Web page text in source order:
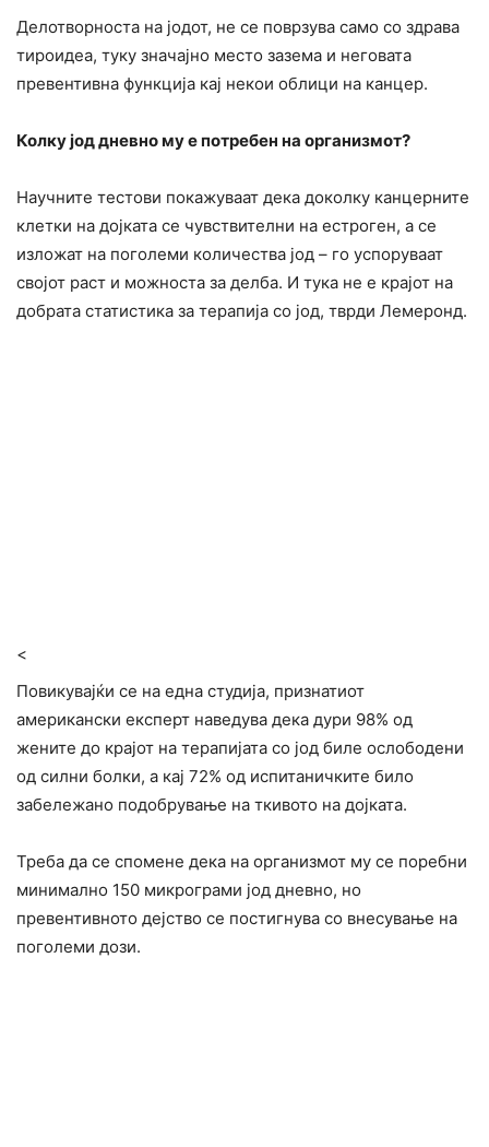
Делотворноста на јодот, не се поврзува само со здрава
тироидеа, туку значајно место зазема и неговата
превентивна функција кај некои облици на канцер.
Колку јод дневно му е потребен на организмот?
Научните тестови покажуваат дека доколку канцерните
клетки на дојката се чувствителни на естроген, а се
изложат на поголеми количества јод – го успоруваат
својот раст и можноста за делба. И тука не е крајот на
добрата статистика за терапија со јод, тврди Лемеронд.
<
Повикувајќи се на една студија, признатиот
американски експерт наведува дека дури 98% од
жените до крајот на терапијата со јод биле ослободени
од силни болки, а кај 72% од испитаничките било
забележано подобрување на ткивото на дојката.
Треба да се спомене дека на организмот му се поребни
минимално 150 микрограми јод дневно, но
превентивното дејство се постигнува со внесување на
поголеми дози.​